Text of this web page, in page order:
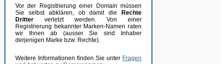
Vor der Registrierung einer Domain müssen
Sie selbst abklären, ob damit die
Rechte
Dritter verletzt werden. Von einer
Registrierung bekannter Marken-Namen raten
wir Ihnen ab (ausser Sie sind Inhaber
derjenigen Marke bzw. Rechte).
Weitere Informationen finden Sie unter Fragen